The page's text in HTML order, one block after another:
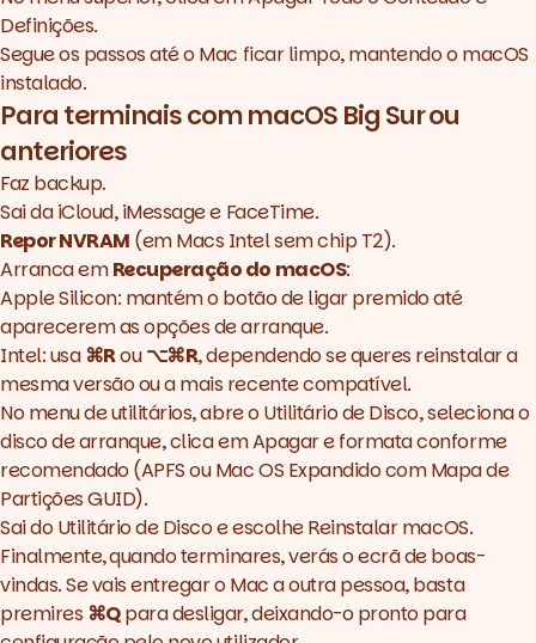
Definições.
Segue os passos até o Mac ficar limpo, mantendo o macOS
instalado.
Para terminais com macOS Big Sur ou
anteriores
Faz backup.
Sai da iCloud, iMessage e FaceTime.
Repor NVRAM (em Macs Intel sem chip T2).
Arranca emRecuperação do macOS:
Apple Silicon: mantém o botão de ligar premido até
aparecerem as opções de arranque.
Intel: usa ⌘Rou⌥⌘R, dependendo se queres reinstalar a
mesma versão ou a mais recente compatível.
No menu de utilitários, abre o Utilitário de Disco, seleciona o
disco de arranque, clica em Apagar e formata conforme
recomendado (APFS ou Mac OS Expandido com Mapa de
Partições GUID).
Sai do Utilitário de Disco e escolhe Reinstalar macOS.
Finalmente,quando terminares, verás o ecrã de boas-
vindas. Se vais entregar o Mac a outra pessoa, basta
premires ⌘Qpara desligar, deixando-o pronto para